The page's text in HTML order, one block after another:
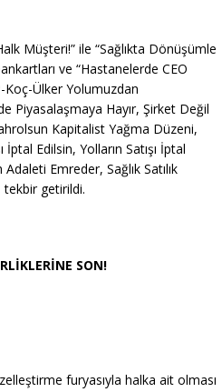
Müşteri!” ile “Sağlıkta Dönüşümle
ve “Hastanelerde CEO
Koç-Ülker Yolumuzdan
Piyasalaşmaya Hayır, Şirket Değil
Kapitalist Yağma Düzeni,
İptal Edilsin, Yolların Satışı İptal
Emreder, Sağlık Satılık
tekbir getirildi.
SON!
furyasıyla halka ait olması